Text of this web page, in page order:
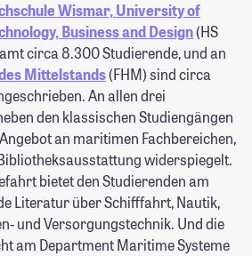
Wismar, University of
Business and Design(HS
circa 8.300 Studierende, und an
Mittelstands(FHM) sind circa
An allen drei
den klassischen Studiengängen
an maritimen Fachbereichen,
widerspiegelt.
bietet den Studierenden am
Literatur über Schifffahrt, Nautik,
und Versorgungstechnik. Und die
am Department Maritime Systeme